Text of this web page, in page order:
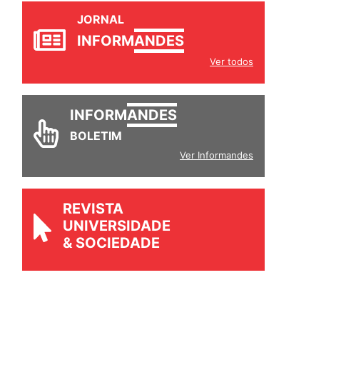
JORNAL
Ver todos
INFORM
Ver Informandes
REVISTA
UNIVERSIDADE